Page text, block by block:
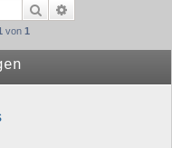
Suche
von 1